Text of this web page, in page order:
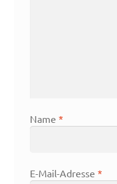
Name *
E-Mail-Adresse *